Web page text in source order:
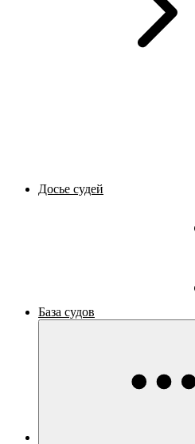
Досье судей
База судов